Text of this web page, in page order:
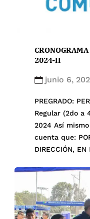
2024-II
junio 6,
PREGRADO:
Regular (2do a
2024 Así
cuenta que:
DIRECCIÓN, EN
en cuenta lo
Reglamento de
obligatorios […]